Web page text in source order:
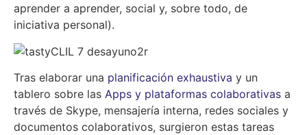
aprender a aprender, social y, sobre todo, de
iniciativa personal).
Tras elaborar una planificación exhaustiva y un
tablero sobre las Apps y plataformas colaborativas a
través de Skype, mensajería interna, redes sociales y
documentos colaborativos, surgieron estas tareas